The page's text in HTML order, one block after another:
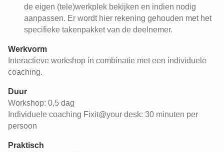
de eigen (tele)werkplek bekijken en indien nodig
aanpassen. Er wordt hier rekening gehouden met het
specifieke takenpakket van de deelnemer.
Werkvorm
Interactieve workshop in combinatie met een individuele
coaching.
Duur
Workshop: 0,5 dag
Individuele coaching Fixit@your desk: 30 minuten per
persoon
Praktisch